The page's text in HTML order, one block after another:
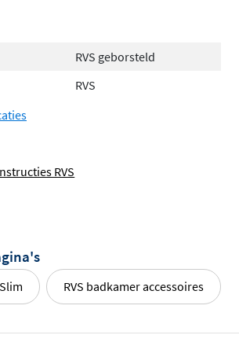
RVS geborsteld
RVS
RVS
RVS badkamer accessoires